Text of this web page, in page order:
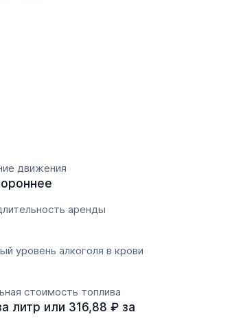
движения
аренды
уровень алкоголя в крови
стоимость топлива
литр или 316,88 ₽ за